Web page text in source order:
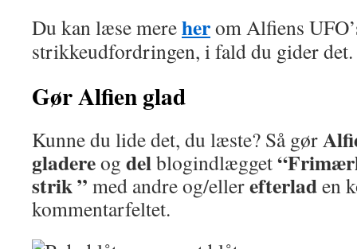
Du kan læse mereherom Alfiens
strikkeudfordringen, i fald du gider det.
Gør Alfien glad
Kunne du lide det, du læste? Så gør
gladereog delblogindlægget
strik ” med andre og/ellerefterladen
kommentarfeltet.